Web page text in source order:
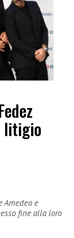
litigio
Amedeo e
fine alla loro